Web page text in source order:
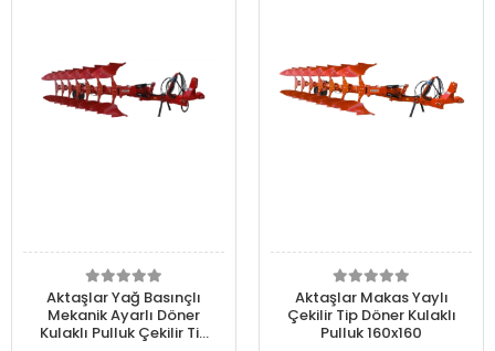
Aktaşlar Yağ Basınçlı
Mekanik Ayarlı Döner
Kulaklı Pulluk Çekilir Tip
Aktaşlar Makas Yaylı
Çekilir Tip Döner Kulaklı
Pulluk 160x160